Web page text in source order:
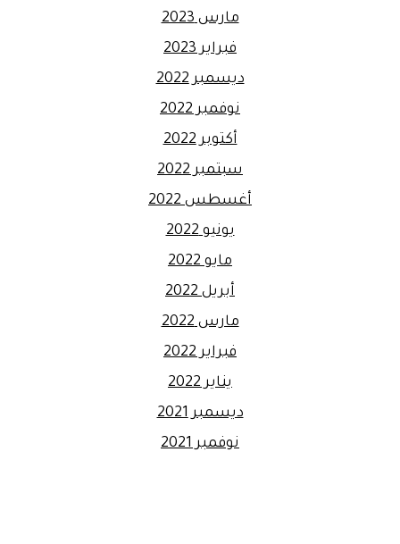
مارس 2023
فبراير 2023
ديسمبر 2022
نوفمبر 2022
أكتوبر 2022
سبتمبر 2022
أغسطس 2022
يونيو 2022
مايو 2022
أبريل 2022
مارس 2022
فبراير 2022
يناير 2022
ديسمبر 2021
نوفمبر 2021